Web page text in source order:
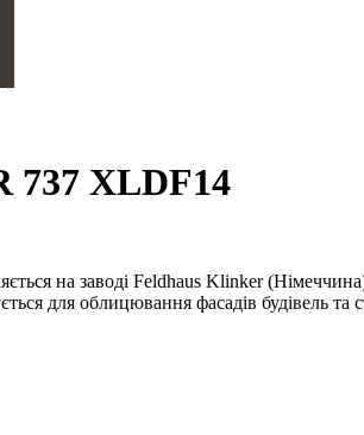
737 XLDF14
на заводі Feldhaus Klinker
для облицювання фасадів будівель та